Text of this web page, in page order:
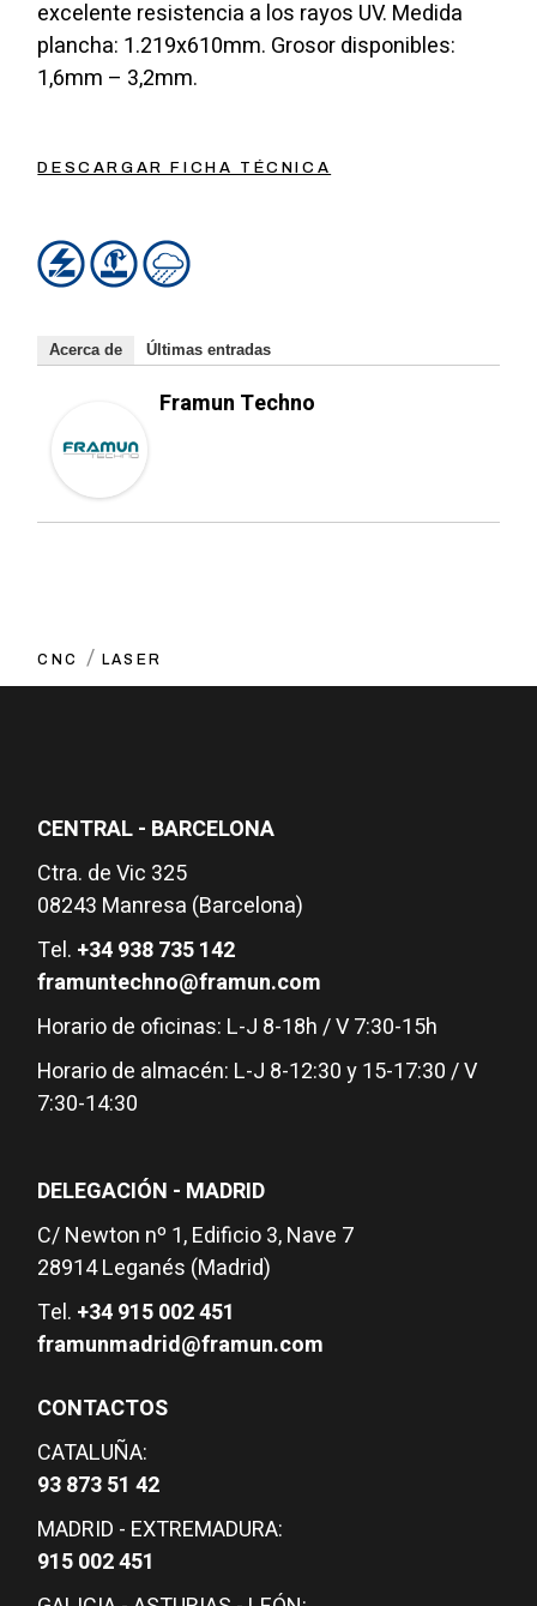
excelente resistencia a los rayos UV. Medida
plancha: 1.219x610mm. Grosor disponibles:
1,6mm – 3,2mm.
DESCARGAR FICHA TÉCNICA
Acerca de Últimas entradas
Framun Techno
CNC LASER
CENTRAL - BARCELONA
Ctra. de Vic 325
08243 Manresa (Barcelona)
Tel. +34 938 735 142
framuntechno@framun.com
Horario de oficinas: L-J 8-18h / V 7:30-15h
Horario de almacén: L-J 8-12:30 y 15-17:30 / V
7:30-14:30
DELEGACIÓN - MADRID
C/ Newton nº 1, Edificio 3, Nave 7
28914 Leganés (Madrid)
Tel. +34 915 002 451
framunmadrid@framun.com
CONTACTOS
CATALUÑA:
93 873 51 42
MADRID - EXTREMADURA:
915 002 451